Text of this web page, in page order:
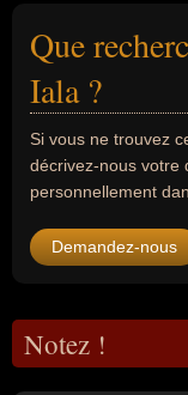
Que
Iala ?
Si vous ne trouvez
décrivez-nous votre
personnellement
Demandez-nous
Notez !